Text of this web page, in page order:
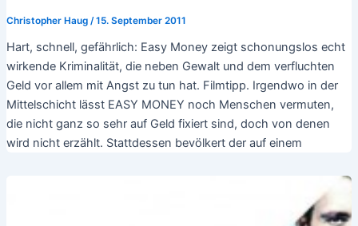
Christopher Haug /15. September 2011
Hart, schnell, gefährlich: Easy Money zeigt schonungslos echt
wirkende Kriminalität, die neben Gewalt und dem verfluchten
Geld vor allem mit Angst zu tun hat. Filmtipp. Irgendwo in der
Mittelschicht lässt EASY MONEY noch Menschen vermuten,
die nicht ganz so sehr auf Geld fixiert sind, doch von denen
wird nicht erzählt. Stattdessen bevölkert der auf einem